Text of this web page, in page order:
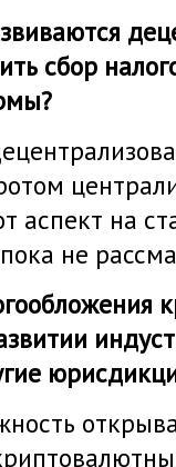
сбор
аспект на
не